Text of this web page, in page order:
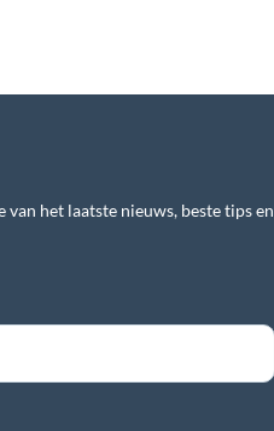
het laatste nieuws, beste tips en